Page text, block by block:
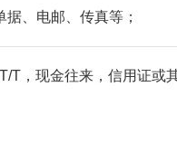
、电邮、传真等；
T，现金往来，信用证或